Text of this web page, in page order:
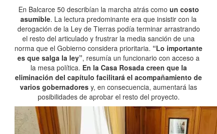
En Balcarce 50 describían la marcha atrás como un costo
asumible. La lectura predominante era que insistir con la
derogación de la Ley de Tierras podía terminar arrastrando
el resto del articulado y frustrar la media sanción de una
norma que el Gobierno considera prioritaria. “Lo importante
es que salga la ley”, resumía un funcionario con acceso a
la mesa política. En la Casa Rosada creen que la
eliminación del capítulo facilitará el acompañamiento de
varios gobernadores y, en consecuencia, aumentará las
posibilidades de aprobar el resto del proyecto.